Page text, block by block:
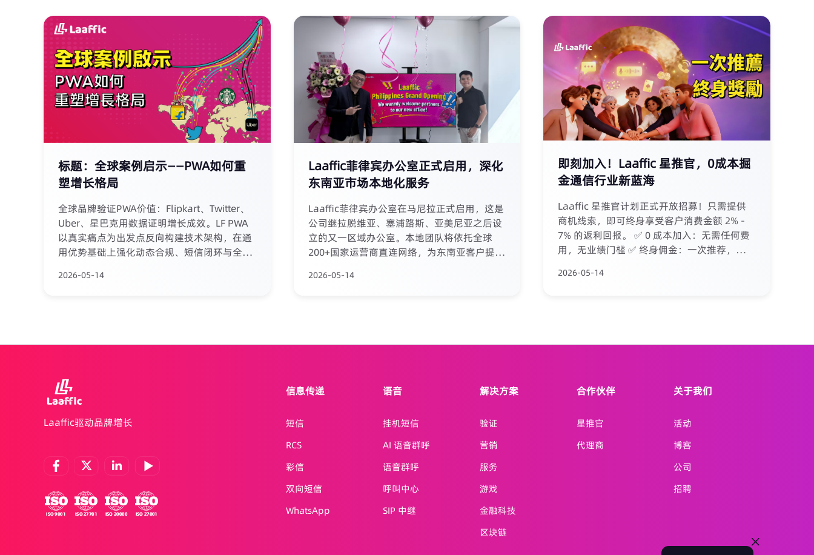
标题：全球案例启示——PWA如何重
塑增长格局
全球品牌验证PWA价值：Flipkart、Twitter、
Uber、星巴克用数据证明增长成效。LF PWA
以真实痛点为出发点反向构建技术架构，在通
用优势基础上强化动态合规、短信闭环与全链
数据显示：安装转化率提升150%-300%，7日
2026-05-14
Laaffic菲律宾办公室正式启用，深化
东南亚市场本地化服务
Laaffic菲律宾办公室在马尼拉正式启用，这是
公司继拉脱维亚、塞浦路斯、亚美尼亚之后设
立的又一区域办公室。本地团队将依托全球
200+国家运营商直连网络，为东南亚客户提供
公司已通过ISO 9001、27701、20000、
2026-05-14
即刻加入！Laaffic 星推官，0成本掘
金通信行业新蓝海
Laaffic 星推官计划正式开放招募！只需提供
商机线索，即可终身享受客户消费金额 2% -
7% 的返利回报。 ✅ 0 成本加入：无需任何费
用，无业绩门槛 ✅ 终身佣金：一次推荐，客户
客户与佣金收益 ✅ 500+ 专业团队支援：平
2026-05-14
Laaffic驱动品牌增长
信息传递
短信
RCS
彩信
双向短信
WhatsApp
语音
挂机短信
AI 语音群呼
语音群呼
呼叫中心
SIP 中继
解决方案
验证
营销
服务
游戏
金融科技
区块链
合作伙伴
星推官
代理商
关于我们
活动
博客
公司
招聘